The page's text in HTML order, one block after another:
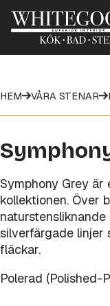
HEM VÅRA STENAR
Symphony Grey är
kollektionen. Över
silverfärgade linjer
fläckar.
Polerad (Polished-